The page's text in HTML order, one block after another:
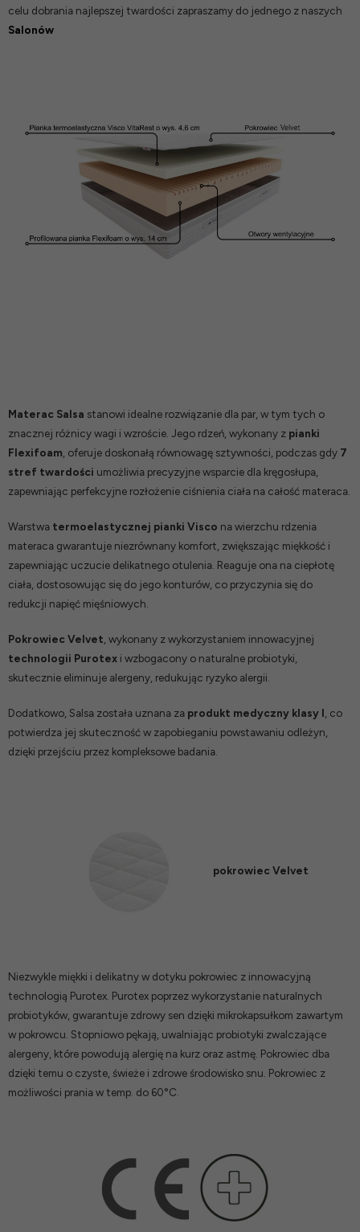
celu dobrania najlepszej twardości zapraszamy do jednego z naszych
Salonów
Materac Salsa stanowi idealne rozwiązanie dla par, w tym tych o
znacznej różnicy wagi i wzroście. Jego rdzeń, wykonany z pianki
Flexifoam , oferuje doskonałą równowagę sztywności, podczas gdy 7
stref twardości umożliwia precyzyjne wsparcie dla kręgosłupa,
zapewniając perfekcyjne rozłożenie ciśnienia ciała na całość materaca.
Warstwa termoelastycznej pianki Visco na wierzchu rdzenia
materaca gwarantuje niezrównany komfort, zwiększając miękkość i
zapewniając uczucie delikatnego otulenia. Reaguje ona na ciepłotę
ciała, dostosowując się do jego konturów, co przyczynia się do
redukcji napięć mięśniowych.
Pokrowiec Velvet , wykonany z wykorzystaniem innowacyjnej
technologii Purotex i wzbogacony o naturalne probiotyki,
skutecznie eliminuje alergeny, redukując ryzyko alergii.
Dodatkowo, Salsa została uznana za produkt medyczny klasy I , co
potwierdza jej skuteczność w zapobieganiu powstawaniu odleżyn,
dzięki przejściu przez kompleksowe badania.
pokrowiec Velvet
Niezwykle miękki i delikatny w dotyku pokrowiec z innowacyjną
technologią Purotex. Purotex poprzez wykorzystanie naturalnych
probiotyków, gwarantuje zdrowy sen dzięki mikrokapsułkom zawartym
w pokrowcu. Stopniowo pękają, uwalniając probiotyki zwalczające
alergeny, które powodują alergię na kurz oraz astmę. Pokrowiec dba
dzięki temu o czyste, świeże i zdrowe środowisko snu. Pokrowiec z
możliwości prania w temp. do 60°C.